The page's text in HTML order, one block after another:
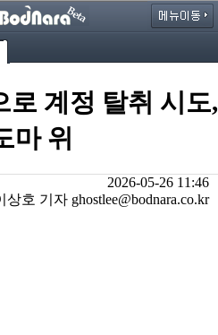
로 계정 탈취 시도,
마 위
2026-05-26 11:46
상호 기자 ghostlee@bodnara.co.kr